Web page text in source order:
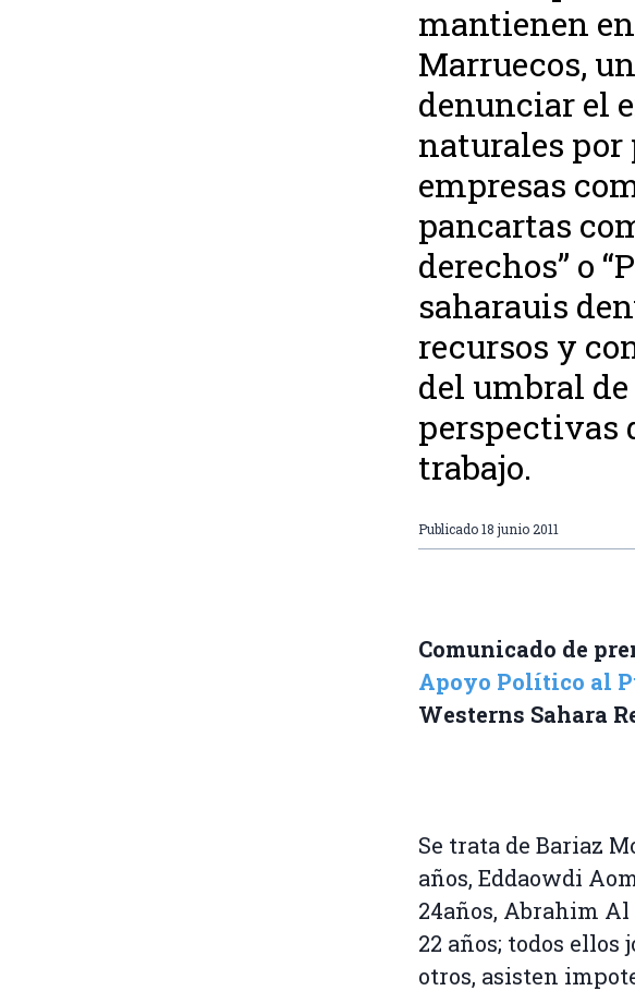
mantienen
Marruecos,
denunciar el
naturales por
empresas
pancartas
derechos” o
saharauis
recursos y
del umbral
perspectivas
trabajo.
Publicado18 junio 2011
Comunicado de
Apoyo Político al
Westerns Sahara
Se trata de Bariaz
años, Eddaowdi
24años, Abrahim
22 años; todos ellos
otros, asisten